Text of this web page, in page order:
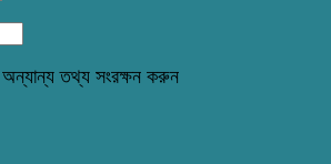
তথ্য সংরক্ষন করুন